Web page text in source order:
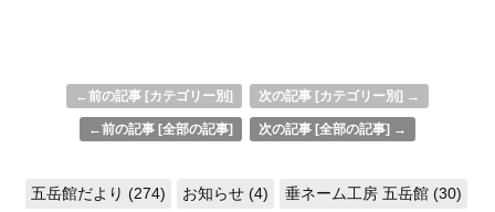
←前の記事 [カテゴリー別] 次の記事 [カテゴリー別] →
←前の記事 [全部の記事] 次の記事 [全部の記事] →
五岳館だより (274) お知らせ (4) 垂ネーム工房 五岳館 (30)